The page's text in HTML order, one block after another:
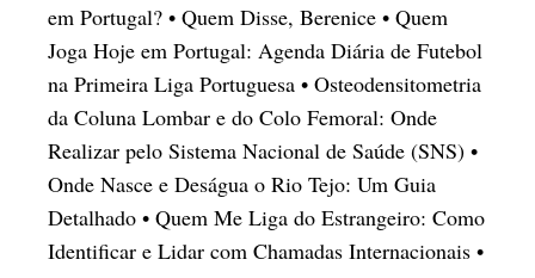
em Portugal? • Quem Disse, Berenice • Quem
Joga Hoje em Portugal: Agenda Diária de Futebol
na Primeira Liga Portuguesa • Osteodensitometria
da Coluna Lombar e do Colo Femoral: Onde
Realizar pelo Sistema Nacional de Saúde (SNS) •
Onde Nasce e Deságua o Rio Tejo: Um Guia
Detalhado • Quem Me Liga do Estrangeiro: Como
Identificar e Lidar com Chamadas Internacionais •